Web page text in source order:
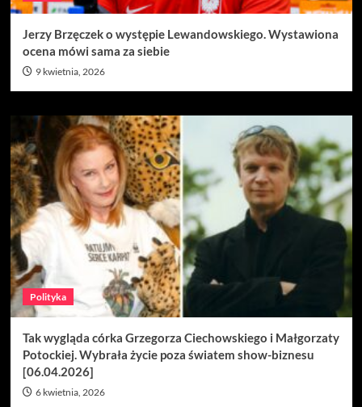
Jerzy Brzęczek o występie Lewandowskiego. Wystawiona
ocena mówi sama za siebie
9 kwietnia, 2026
Polityka
Tak wygląda córka Grzegorza Ciechowskiego i Małgorzaty
Potockiej. Wybrała życie poza światem show-biznesu
[06.04.2026]
6 kwietnia, 2026